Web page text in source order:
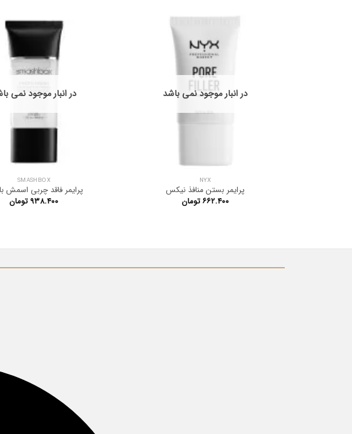
در انبار موجود نمی باشد
NYX
پرایمر بستن منافذ نیکس
۶۶۲.۴۰۰ تومان
در انبار موجود نمی
SMASHBOX
پرایمر فاقد چربی اسمش
۹۳۸.۴۰۰ تومان